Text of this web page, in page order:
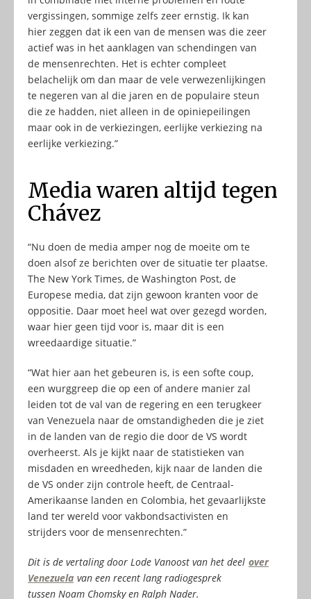
vergissingen, sommige zelfs zeer ernstig. Ik kan
hier zeggen dat ik een van de mensen was die zeer
actief was in het aanklagen van schendingen van
de mensenrechten. Het is echter compleet
belachelijk om dan maar de vele verwezenlijkingen
te negeren van al die jaren en de populaire steun
die ze hadden, niet alleen in de opiniepeilingen
maar ook in de verkiezingen, eerlijke verkiezing na
eerlijke verkiezing.”
Media waren altijd tegen
Chávez
“Nu doen de media amper nog de moeite om te
doen alsof ze berichten over de situatie ter plaatse.
The New York Times, de Washington Post, de
Europese media, dat zijn gewoon kranten voor de
oppositie. Daar moet heel wat over gezegd worden,
waar hier geen tijd voor is, maar dit is een
wreedaardige situatie.”
“Wat hier aan het gebeuren is, is een softe coup,
een wurggreep die op een of andere manier zal
leiden tot de val van de regering en een terugkeer
van Venezuela naar de omstandigheden die je ziet
in de landen van de regio die door de VS wordt
overheerst. Als je kijkt naar de statistieken van
misdaden en wreedheden, kijk naar de landen die
de VS onder zijn controle heeft, de Centraal-
Amerikaanse landen en Colombia, het gevaarlijkste
land ter wereld voor vakbondsactivisten en
strijders voor de mensenrechten.”
Dit is de vertaling door Lode Vanoost van het deel over
Venezuela van een recent lang radiogesprek
tussen Noam Chomsky en Ralph Nader.